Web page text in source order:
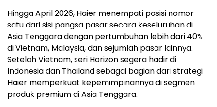
Hingga April 2026, Haier menempati posisi nomor
satu dari sisi pangsa pasar secara keseluruhan di
Asia Tenggara dengan pertumbuhan lebih dari 40%
di Vietnam, Malaysia, dan sejumlah pasar lainnya.
Setelah Vietnam, seri Horizon segera hadir di
Indonesia dan Thailand sebagai bagian dari strategi
Haier memperkuat kepemimpinannya di segmen
produk premium di Asia Tenggara.